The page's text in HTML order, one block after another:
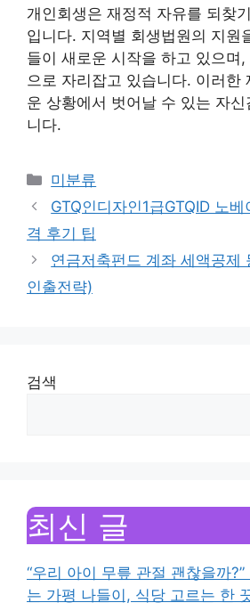
개인회생은 재정적 자유를 되찾
입니다. 지역별 회생법원의 지원
들이 새로운 시작을 하고 있으며
으로 자리잡고 있습니다. 이러한
운 상황에서 벗어날 수 있는 자
니다.
Categories
미분류
GTQ인디자인1급GTQID 노
격 후기 팁
연금저축펀드 계좌 세액공제
인출전략)
검색
최신 글
“우리 아이 무릎 관절 괜찮을까
는 가평 나들이, 식당 고르는 한